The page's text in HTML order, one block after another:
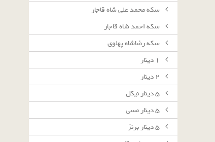
سکه محمد علی شاه قاجار
سکه احمد شاه قاجار
سکه رضاشاه پهلوی
٥ دينار نيكل
٥ دينار مسى
٥ دينار برنز